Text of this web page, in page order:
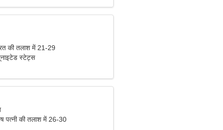
की तलाश में 21-29
स्टेट्स
पत्नी की तलाश में 26-30